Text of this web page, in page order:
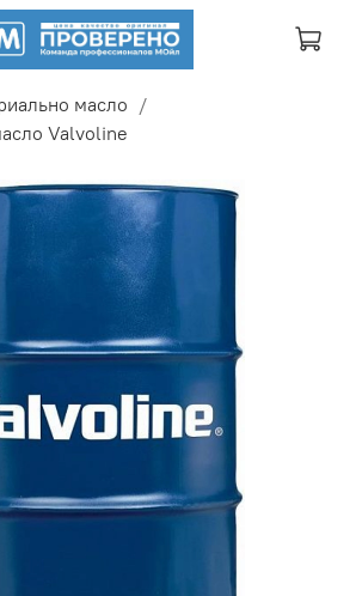
масло
Valvoline